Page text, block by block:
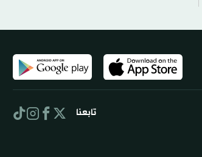
تابعنا